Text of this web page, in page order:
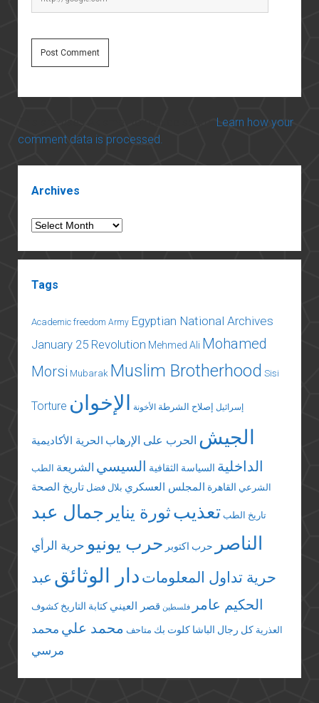
Learn how your
comment data is processed.
Archives
Archives
Tags
Academic freedom Army Egyptian National Archives
January 25 Revolution Mehmed Ali Mohamed
Morsi Mubarak Muslim Brotherhood Sisi
Torture إسرائيل إصلاح الشرطة الأخونة الإخوان
الجيش الحرب على الإرهاب الحرية الأكاديمية
الداخلية السياسة الثقافية السيسي الشريعة الطب
الشرعي القاهرة المجلس العسكري بلال فضل تاريخ الصحة
تاريخ الطب تعذيبثورة يناير جمال عبد
الناصر
حرب اكتوبر حرب يونيو حرية الرأي
حرية تداول المعلومات دار الوثائق عبد
الحكيم عامر
فلسطين قصر العيني كتابة التاريخ كشوف
العذرية كل رجال الباشا كلوت بك متاحف محمد علي محمد
مرسي